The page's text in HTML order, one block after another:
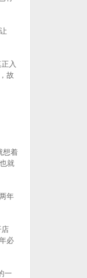
入
故
想着
就
年
店
必
一